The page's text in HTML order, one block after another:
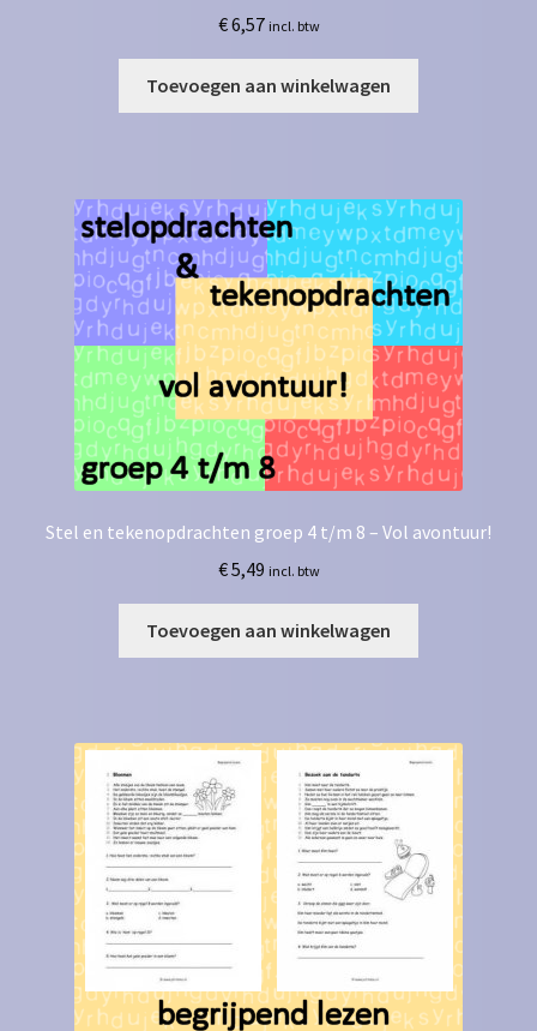
€6,57 incl. btw
Toevoegen aan winkelwagen
Stel en tekenopdrachten groep 4 t/m 8 – Vol avontuur!
€5,49 incl. btw
Toevoegen aan winkelwagen